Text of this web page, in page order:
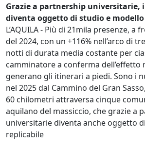
Grazie a partnership universitarie,
diventa oggetto di studio e
L’AQUILA - Più di 21mila presenze, a
del 2024, con un +116% nell’arco di
notti di durata media costante per
camminatore a conferma
generano gli itinerari a piedi. Sono i
nel 2025 dal Cammino del Gran
60 chilometri attraversa cinque
aquilano del massiccio, che grazie a
universitarie diventa anche oggetto
replicabile